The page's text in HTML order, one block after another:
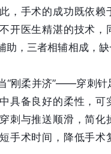
，手术的成功既依赖
开医生精湛的技术，
助，三者相辅相成，缺
“刚柔并济”——穿刺针
具备良好的柔性，可
刺与推送顺滑，简化
手术时间，降低手术